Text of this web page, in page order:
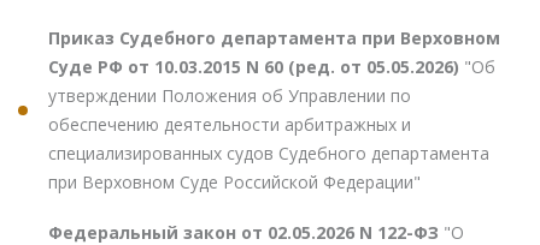
Приказ Судебного департамента при Верховном
Суде РФ от 10.03.2015 N 60 (ред. от 05.05.2026) "Об
утверждении Положения об Управлении по
обеспечению деятельности арбитражных и
специализированных судов Судебного департамента
при Верховном Суде Российской Федерации"
Федеральный закон от 02.05.2026 N 122-ФЗ "О